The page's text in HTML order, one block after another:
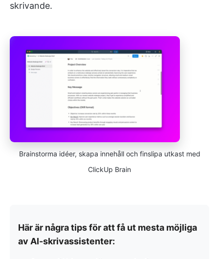
skrivande.
Brainstorma idéer, skapa innehåll och finslipa utkast med
ClickUp Brain
Här är några tips för att få ut mesta möjliga
av AI-skrivassistenter: